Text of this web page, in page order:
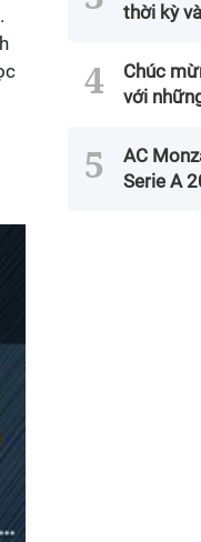
thời kỳ
Chúc
với
AC
Serie A